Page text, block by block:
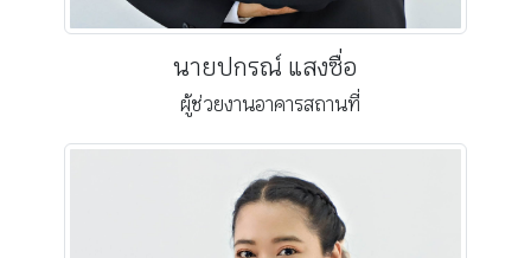
นายปกรณ์ แสงซื่อ
ผู้ช่วยงานอาคารสถานที่